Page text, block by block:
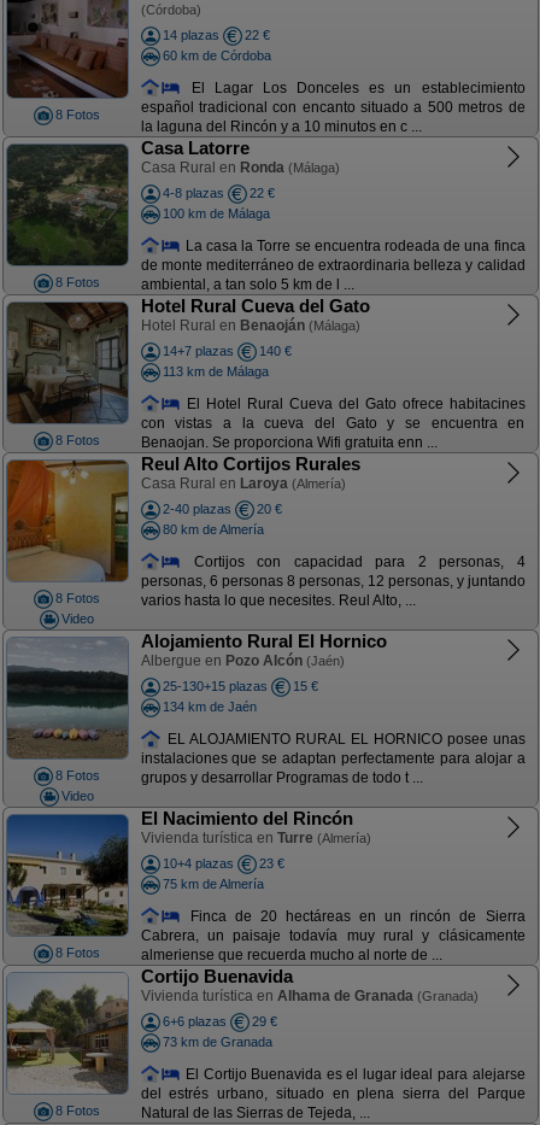
8 Fotos
(Córdoba)
14 plazas
22 €
60 km de Córdoba
El Lagar Los Donceles es un establecimiento
español tradicional con encanto situado a 500 metros de
la laguna del Rincón y a 10 minutos en c ...
8 Fotos
Casa Latorre
Casa Rural en Ronda (Málaga)
4-8 plazas
22 €
100 km de Málaga
La casa la Torre se encuentra rodeada de una finca
de monte mediterráneo de extraordinaria belleza y calidad
ambiental, a tan solo 5 km de l ...
8 Fotos
Hotel Rural Cueva del Gato
Hotel Rural en Benaoján (Málaga)
14+7 plazas
140 €
113 km de Málaga
El Hotel Rural Cueva del Gato ofrece habitacines
con vistas a la cueva del Gato y se encuentra en
Benaojan. Se proporciona Wifi gratuita enn ...
8 Fotos
Video
Reul Alto Cortijos Rurales
Casa Rural en Laroya (Almería)
2-40 plazas
20 €
80 km de Almería
Cortijos con capacidad para 2 personas, 4
personas, 6 personas 8 personas, 12 personas, y juntando
varios hasta lo que necesites. Reul Alto, ...
8 Fotos
Video
Alojamiento Rural El Hornico
Albergue en Pozo Alcón (Jaén)
25-130+15 plazas
15 €
134 km de Jaén
EL ALOJAMIENTO RURAL EL HORNICO posee unas
instalaciones que se adaptan perfectamente para alojar a
grupos y desarrollar Programas de todo t ...
8 Fotos
El Nacimiento del Rincón
Vivienda turística en Turre (Almería)
10+4 plazas
23 €
75 km de Almería
Finca de 20 hectáreas en un rincón de Sierra
Cabrera, un paisaje todavía muy rural y clásicamente
almeriense que recuerda mucho al norte de ...
8 Fotos
Cortijo Buenavida
Vivienda turística en Alhama de Granada (Granada)
6+6 plazas
29 €
73 km de Granada
El Cortijo Buenavida es el lugar ideal para alejarse
del estrés urbano, situado en plena sierra del Parque
Natural de las Sierras de Tejeda, ...